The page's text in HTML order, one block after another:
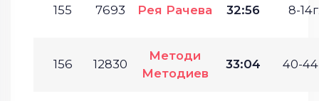
155 7693 Рея Рачева 32:56 8-
156 12830
Методи
Методиев
33:04 40-